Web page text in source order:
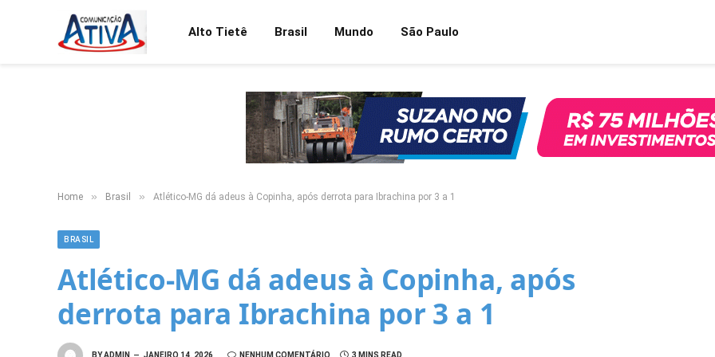
Alto Tietê Brasil Mundo São Paulo
Home » Brasil » Atlético-MG dá adeus à Copinha, após derrota para Ibrachina por 3 a 1
BRASIL
Atlético-MG dá adeus à Copinha, após
derrota para Ibrachina por 3 a 1
BYADMIN JANEIRO 14, 2026 NENHUM COMENTÁRIO 3 MINS READ